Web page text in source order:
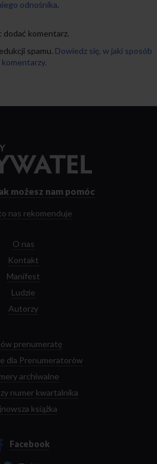
odnośnika.
dodać komentarz.
spamu. Dowiedz się, w jaki sposób
strony
możesz nam pomóc
nas rekomenduje
O nas
Kontakt
Manifest
Ludzie
Autorzy
prenumeratę
dla Prenumeratorów
archiwalne
numer kwartalnika
książka
Facebook